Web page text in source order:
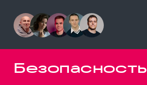
Безопасность